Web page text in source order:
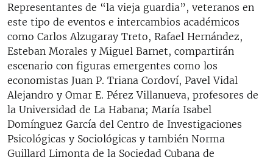
Representantes de “la vieja guardia”, veteranos en
este tipo de eventos e intercambios académicos
como Carlos Alzugaray Treto, Rafael Hernández,
Esteban Morales y Miguel Barnet, compartirán
escenario con figuras emergentes como los
economistas Juan P. Triana Cordoví, Pavel Vidal
Alejandro y Omar E. Pérez Villanueva, profesores de
la Universidad de La Habana; María Isabel
Domínguez García del Centro de Investigaciones
Psicológicas y Sociológicas y también Norma
Guillard Limonta de la Sociedad Cubana de